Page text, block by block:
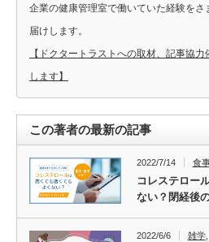
企業の健康管理室で働いていた経験を
届けします。
【ドクタートラストへの取材、記事協
します】
この著者の最新の記事
2022/7/14 食
コレステロー
ない？閉経後
2022/6/6 雑学,